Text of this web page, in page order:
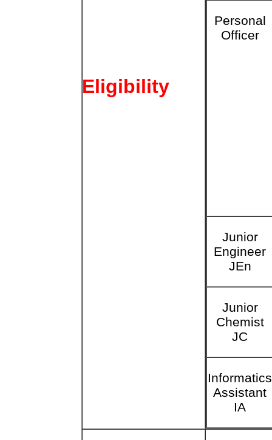
Eligibility
Personal
Officer
Junior
Engineer
JEn
Junior
Chemist
JC
Informatics
Assistant
IA